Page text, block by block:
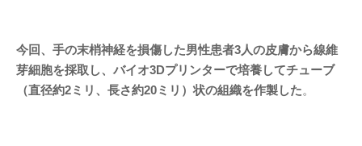
今回、手の末梢神経を損傷した男性患者3人の皮膚から線維
芽細胞を採取し、バイオ3Dプリンターで培養してチューブ
（直径約2ミリ、長さ約20ミリ）状の組織を作製した。